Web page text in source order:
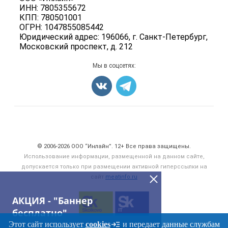
АКЦИЯ - "Баннер
бесплатно"
ИНН: 7805355672
КПП: 780501001
ОГРН: 1047855085442
Юридический адрес: 196066, г. Санкт-Петербург,
Московский проспект, д. 212
Мониторинг
Вакансии
Мясные полуфабрикаты
Мясные снеки
Яйца
Карта объявлений
Мы в соцсетях:
© 2006‑2026 ООО “Инлайн”. 12+ Все права защищены.
Использование информации, размещенной на данном сайте,
допускается только при размещении активной гиперссылки на
meatinfo.ru
Этот сайт использует cookies и передает данные службам